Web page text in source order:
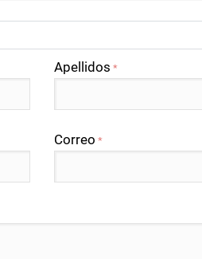
Apellidos *
Correo *